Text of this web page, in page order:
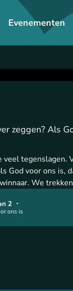
Evenementen
ons is
2・
zeggen? Als
tegenslagen.
God voor ons is,
We